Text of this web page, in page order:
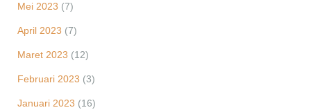
Mei 2023 (7)
April 2023 (7)
Maret 2023 (12)
Februari 2023 (3)
Januari 2023 (16)